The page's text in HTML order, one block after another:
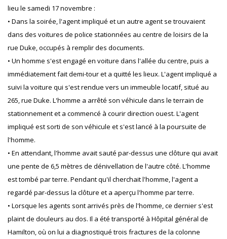
lieu le samedi 17 novembre :
• Dans la soirée, l'agent impliqué et un autre agent se trouvaient
dans des voitures de police stationnées au centre de loisirs de la
rue Duke, occupés à remplir des documents.
• Un homme s'est engagé en voiture dans l'allée du centre, puis a
immédiatement fait demi-tour et a quitté les lieux. L'agent impliqué a
suivi la voiture qui s'est rendue vers un immeuble locatif, situé au
265, rue Duke. L'homme a arrêté son véhicule dans le terrain de
stationnement et a commencé à courir direction ouest. L'agent
impliqué est sorti de son véhicule et s'est lancé à la poursuite de
l'homme.
• En attendant, l'homme avait sauté par-dessus une clôture qui avait
une pente de 6,5 mètres de dénivellation de l'autre côté. L'homme
est tombé par terre. Pendant qu'il cherchait l'homme, l'agent a
regardé par-dessus la clôture et a aperçu l'homme par terre.
• Lorsque les agents sont arrivés près de l'homme, ce dernier s'est
plaint de douleurs au dos. Il a été transporté à Hôpital général de
Hamilton, où on lui a diagnostiqué trois fractures de la colonne